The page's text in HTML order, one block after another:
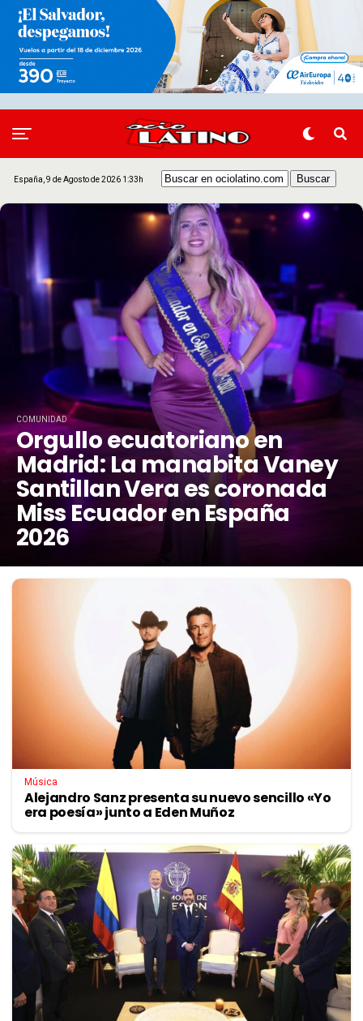
España, 9 de Agosto de 2026 1:33h
COMUNIDAD
Orgullo ecuatoriano en
Madrid: La manabita Vaney
Santillan Vera es coronada
Miss Ecuador en España
2026
Música
Alejandro Sanz presenta su nuevo sencillo «Yo
era poesía» junto a Eden Muñoz